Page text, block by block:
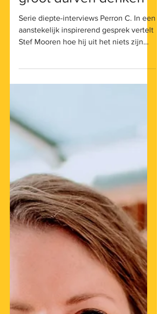
Jongensdromen en
groot durven denken
Serie diepte-interviews Perron C. In een
Stef Mooren hoe hij uit het niets zijn
reclamebureau...